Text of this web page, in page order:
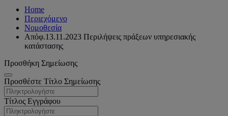
Home
Περιεχόμενο
Νομοθεσία
Απόφ.13.11.2023 Περιλήψεις πράξεων υπηρεσιακής
κατάστασης
Προσθήκη Σημείωσης
Προσθέστε Τίτλο Σημείωσης
Τίτλος Εγγράφου